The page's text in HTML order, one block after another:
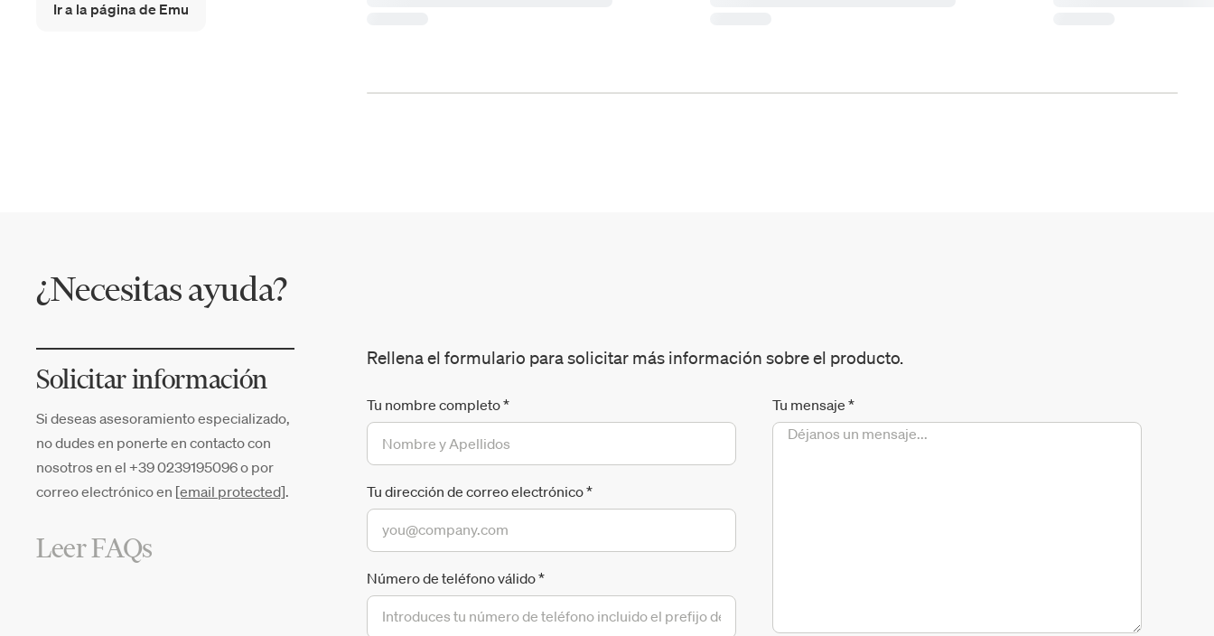
Ir a la página de Emu
¿Necesitas ayuda?
Solicitar información
Si deseas asesoramiento especializado,
no dudes en ponerte en contacto con
nosotros en el +39 0239195096 o por
correo electrónico en [email protected].
Leer FAQs
Rellena el formulario para solicitar más información sobre el producto.
Tu nombre completo*
Tu dirección de correo electrónico*
Número de teléfono válido*
Tu mensaje *